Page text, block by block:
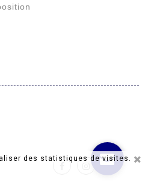
FacebookInstagram
des statistiques de visites.